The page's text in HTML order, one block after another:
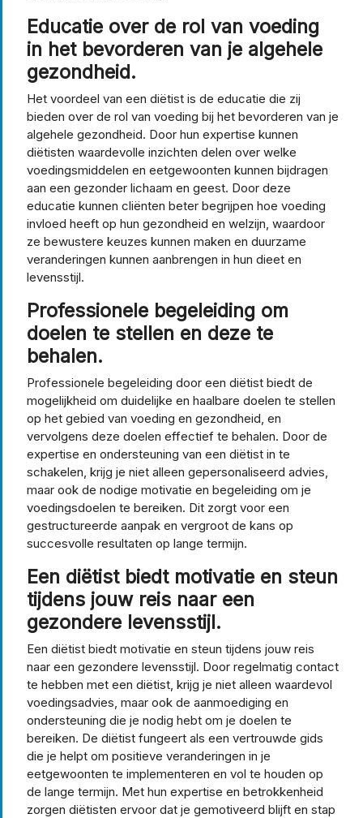
Educatie over de rol van voeding
in het bevorderen van je algehele
gezondheid.
Het voordeel van een diëtist is de educatie die zij
bieden over de rol van voeding bij het bevorderen van je
algehele gezondheid. Door hun expertise kunnen
diëtisten waardevolle inzichten delen over welke
voedingsmiddelen en eetgewoonten kunnen bijdragen
aan een gezonder lichaam en geest. Door deze
educatie kunnen cliënten beter begrijpen hoe voeding
invloed heeft op hun gezondheid en welzijn, waardoor
ze bewustere keuzes kunnen maken en duurzame
veranderingen kunnen aanbrengen in hun dieet en
levensstijl.
Professionele begeleiding om
doelen te stellen en deze te
behalen.
Professionele begeleiding door een diëtist biedt de
mogelijkheid om duidelijke en haalbare doelen te stellen
op het gebied van voeding en gezondheid, en
vervolgens deze doelen effectief te behalen. Door de
expertise en ondersteuning van een diëtist in te
schakelen, krijg je niet alleen gepersonaliseerd advies,
maar ook de nodige motivatie en begeleiding om je
voedingsdoelen te bereiken. Dit zorgt voor een
gestructureerde aanpak en vergroot de kans op
succesvolle resultaten op lange termijn.
Een diëtist biedt motivatie en steun
tijdens jouw reis naar een
gezondere levensstijl.
Een diëtist biedt motivatie en steun tijdens jouw reis
naar een gezondere levensstijl. Door regelmatig contact
te hebben met een diëtist, krijg je niet alleen waardevol
voedingsadvies, maar ook de aanmoediging en
ondersteuning die je nodig hebt om je doelen te
bereiken. De diëtist fungeert als een vertrouwde gids
die je helpt om positieve veranderingen in je
eetgewoonten te implementeren en vol te houden op
de lange termijn. Met hun expertise en betrokkenheid
zorgen diëtisten ervoor dat je gemotiveerd blijft en stap